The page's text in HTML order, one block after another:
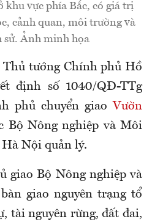
khu vực phía Bắc, có giá trị
cảnh quan, môi trường và
sử. Ảnh minh họa
Thủ tướng Chính phủ Hồ
định số 1040/QĐ-TTg
phủ chuyển giao Vườn
Bộ Nông nghiệp và Môi
Nội quản lý.
giao Bộ Nông nghiệp và
giao nguyên trạng tổ
tài nguyên rừng, đất đai,